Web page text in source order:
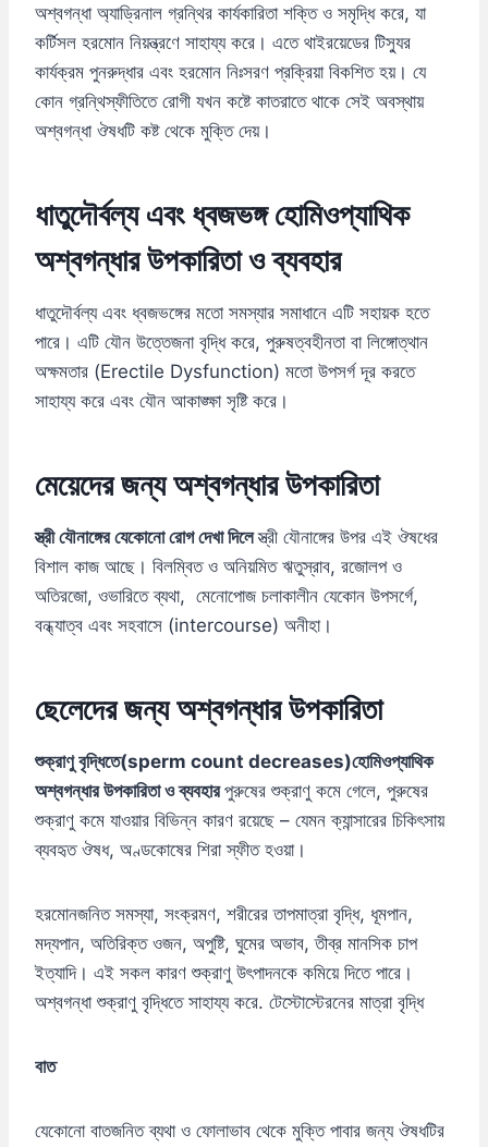
অশ্বগন্ধা অ্যাড্রিনাল গ্রন্থির কার্যকারিতা শক্তি ও সমৃদ্ধি করে, যা
কর্টিসল হরমোন নিয়ন্ত্রণে সাহায্য করে। এতে থাইরয়েডের টিস্যুর
কার্যক্রম পুনরুদ্ধার এবং হরমোন নিঃসরণ প্রক্রিয়া বিকশিত হয়। যে
কোন গ্রন্থিস্ফীতিতে রোগী যখন কষ্টে কাতরাতে থাকে সেই অবস্থায়
অশ্বগন্ধা ঔষধটি কষ্ট থেকে মুক্তি দেয়।
ধাতুদৌর্বল্য এবং ধ্বজভঙ্গ হোমিওপ্যাথিক
অশ্বগন্ধার উপকারিতা ও ব্যবহার
ধাতুদৌর্বল্য এবং ধ্বজভঙ্গের মতো সমস্যার সমাধানে এটি সহায়ক হতে
পারে। এটি যৌন উত্তেজনা বৃদ্ধি করে, পুরুষত্বহীনতা বা লিঙ্গোত্থান
অক্ষমতার (Erectile Dysfunction) মতো উপসর্গ দূর করতে
সাহায্য করে এবং যৌন আকাঙ্ক্ষা সৃষ্টি করে।
মেয়েদের জন্য অশ্বগন্ধার উপকারিতা
স্ত্রী যৌনাঙ্গের যেকোনো রোগ দেখা দিলেস্ত্রী যৌনাঙ্গের উপর এই ঔষধের
বিশাল কাজ আছে। বিলম্বিত ও অনিয়মিত ঋতুস্রাব, রজোলপ ও
অতিরজো, ওভারিতে ব্যথা, মেনোপোজ চলাকালীন যেকোন উপসর্গে,
বন্ধ্যাত্ব এবং সহবাসে (intercourse) অনীহা।
ছেলেদের জন্য অশ্বগন্ধার উপকারিতা
শুক্রাণু বৃদ্ধিতে(sperm count decreases)হোমিওপ্যাথিক
অশ্বগন্ধার উপকারিতা ও ব্যবহারপুরুষের শুক্রাণু কমে গেলে, পুরুষের
শুক্রাণু কমে যাওয়ার বিভিন্ন কারণ রয়েছে – যেমন ক্যান্সারের চিকিৎসায়
ব্যবহৃত ঔষধ, অণ্ডকোষের শিরা স্ফীত হওয়া।
হরমোনজনিত সমস্যা, সংক্রমণ, শরীরের তাপমাত্রা বৃদ্ধি, ধূমপান,
মদ্যপান, অতিরিক্ত ওজন, অপুষ্টি, ঘুমের অভাব, তীব্র মানসিক চাপ
ইত্যাদি। এই সকল কারণ শুক্রাণু উৎপাদনকে কমিয়ে দিতে পারে।
অশ্বগন্ধা শুক্রাণু বৃদ্ধিতে সাহায্য করে. টেস্টোস্টেরনের মাত্রা বৃদ্ধি
বাত
যেকোনো বাতজনিত ব্যথা ও ফোলাভাব থেকে মুক্তি পাবার জন্য ঔষধটির